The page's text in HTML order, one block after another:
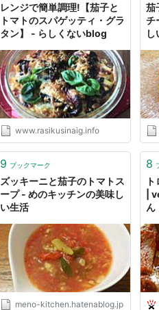
レンジで簡単調理!【茄子と
トマトのスパゲッティ・グラ
タン】 - らしくないblog
www.rasikusinaig.info
茄
チ
し
9 ブックマーク
ズッキーニと茄子のトマトス
ープ - めのキッチンの美味し
い生活
meno-kitchen.hatenablog.jp
8
|
ん